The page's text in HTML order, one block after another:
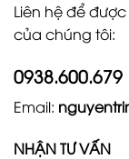
Liên hệ để
của chúng tôi:
0938.600.679
Email:
NHẬN TƯ VẤN